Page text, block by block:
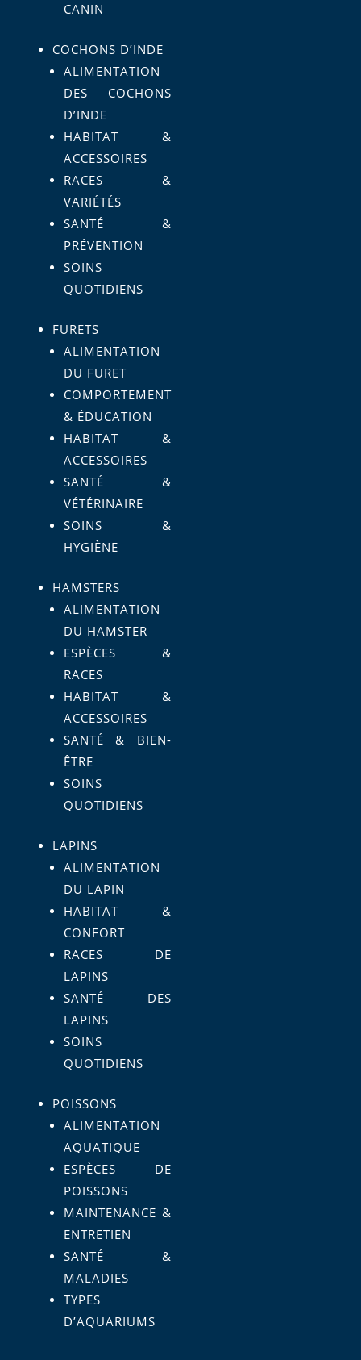
CANIN
COCHONS D’INDE
ALIMENTATION
DES COCHONS
D’INDE
HABITAT &
ACCESSOIRES
RACES &
VARIÉTÉS
SANTÉ &
PRÉVENTION
SOINS
QUOTIDIENS
FURETS
ALIMENTATION
DU FURET
COMPORTEMENT
& ÉDUCATION
HABITAT &
ACCESSOIRES
SANTÉ &
VÉTÉRINAIRE
SOINS &
HYGIÈNE
HAMSTERS
ALIMENTATION
DU HAMSTER
ESPÈCES &
RACES
HABITAT &
ACCESSOIRES
SANTÉ & BIEN-
ÊTRE
SOINS
QUOTIDIENS
LAPINS
ALIMENTATION
DU LAPIN
HABITAT &
CONFORT
RACES DE
LAPINS
SANTÉ DES
LAPINS
SOINS
QUOTIDIENS
POISSONS
ALIMENTATION
AQUATIQUE
ESPÈCES DE
POISSONS
MAINTENANCE &
ENTRETIEN
SANTÉ &
MALADIES
TYPES
D’AQUARIUMS